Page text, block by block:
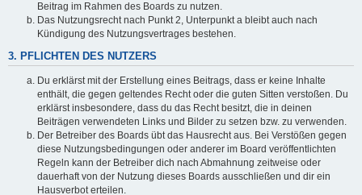
Beitrag im Rahmen des Boards zu nutzen.
Das Nutzungsrecht nach Punkt 2, Unterpunkt a bleibt auch nach
Kündigung des Nutzungsvertrages bestehen.
3. PFLICHTEN DES NUTZERS
Du erklärst mit der Erstellung eines Beitrags, dass er keine Inhalte
enthält, die gegen geltendes Recht oder die guten Sitten verstoßen. Du
erklärst insbesondere, dass du das Recht besitzt, die in deinen
Beiträgen verwendeten Links und Bilder zu setzen bzw. zu verwenden.
Der Betreiber des Boards übt das Hausrecht aus. Bei Verstößen gegen
diese Nutzungsbedingungen oder anderer im Board veröffentlichten
Regeln kann der Betreiber dich nach Abmahnung zeitweise oder
dauerhaft von der Nutzung dieses Boards ausschließen und dir ein
Hausverbot erteilen.